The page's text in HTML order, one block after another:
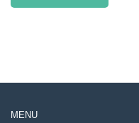
MENU